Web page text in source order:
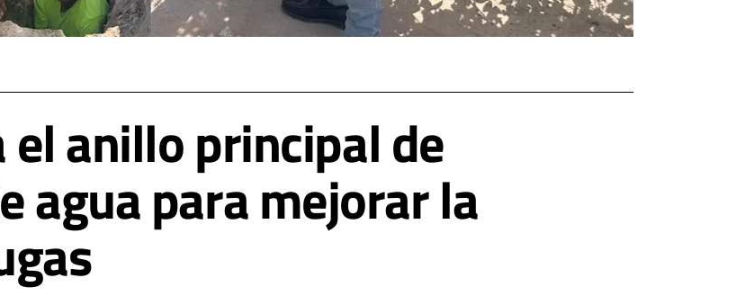
anillo principal de
agua para mejorar la